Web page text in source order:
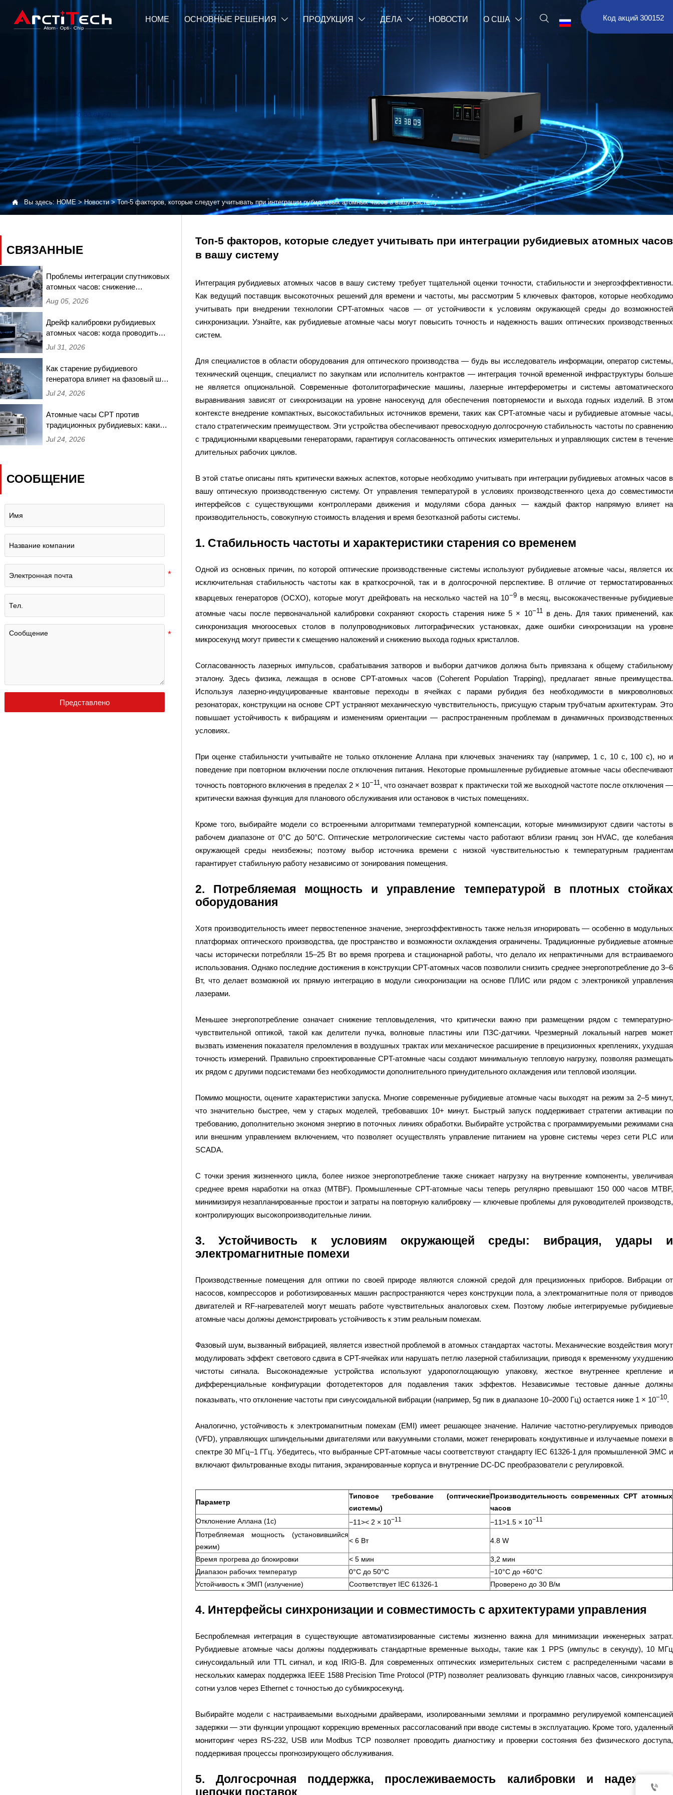
HOME ОСНОВНЫЕ РЕШЕНИЯ  ПРОДУКЦИЯ  ДЕЛА  НОВОСТИ О США   
Код акций 300152
 Вы здесь:HOME>Новости>Топ-5 факторов, которые следует учитывать при интеграции рубидиевых атомных часов в вашу систему
СВЯЗАННЫЕ
Проблемы интеграции спутниковых
атомных часов: снижение
частотных сдвигов, вызванных
радиацией, в миссиях на низкой
околоземной орбите
Aug 05, 2026
Дрейф калибровки рубидиевых
атомных часов: когда проводить
повторное тестирование и какие
сертификации
Jul 31, 2026
Как старение рубидиевого
генератора влияет на фазовый шум
при синхронизации базовых
месяцев
Jul 24, 2026
Атомные часы CPT против
традиционных рубидиевых: какие
обеспечивают лучшую
Jul 24, 2026
СООБЩЕНИЕ
Представлено
Топ-5 факторов, которые следует учитывать при интеграции рубидиевых атомных часов
в вашу систему
Интеграция рубидиевых атомных часов в вашу систему требует тщательной оценки точности, стабильности и энергоэффективности.
Как ведущий поставщик высокоточных решений для времени и частоты, мы рассмотрим 5 ключевых факторов, которые необходимо
учитывать при внедрении технологии CPT-атомных часов — от устойчивости к условиям окружающей среды до возможностей
синхронизации. Узнайте, как рубидиевые атомные часы могут повысить точность и надежность ваших оптических производственных
систем.
Для специалистов в области оборудования для оптического производства — будь вы исследователь информации, оператор системы,
технический оценщик, специалист по закупкам или исполнитель контрактов — интеграция точной временной инфраструктуры больше
не является опциональной. Современные фотолитографические машины, лазерные интерферометры и системы автоматического
выравнивания зависят от синхронизации на уровне наносекунд для обеспечения повторяемости и выхода годных изделий. В этом
контексте внедрение компактных, высокостабильных источников времени, таких как CPT-атомные часы и рубидиевые атомные часы,
стало стратегическим преимуществом. Эти устройства обеспечивают превосходную долгосрочную стабильность частоты по сравнению
с традиционными кварцевыми генераторами, гарантируя согласованность оптических измерительных и управляющих систем в течение
длительных рабочих циклов.
В этой статье описаны пять критически важных аспектов, которые необходимо учитывать при интеграции рубидиевых атомных часов в
вашу оптическую производственную систему. От управления температурой в условиях производственного цеха до совместимости
интерфейсов с существующими контроллерами движения и модулями сбора данных — каждый фактор напрямую влияет на
производительность, совокупную стоимость владения и время безотказной работы системы.
1. Стабильность частоты и характеристики старения со временем
Одной из основных причин, по которой оптические производственные системы используют рубидиевые атомные часы, является их
исключительная стабильность частоты как в краткосрочной, так и в долгосрочной перспективе. В отличие от термостатированных
кварцевых генераторов (OCXO), которые могут дрейфовать на несколько частей на 10−9в месяц, высококачественные рубидиевые
атомные часы после первоначальной калибровки сохраняют скорость старения ниже 5 × 10−11в день. Для таких применений, как
синхронизация многоосевых столов в полупроводниковых литографических установках, даже ошибки синхронизации на уровне
микросекунд могут привести к смещению наложений и снижению выхода годных кристаллов.
Согласованность лазерных импульсов, срабатывания затворов и выборки датчиков должна быть привязана к общему стабильному
эталону. Здесь физика, лежащая в основе CPT-атомных часов (Coherent Population Trapping), предлагает явные преимущества.
Используя лазерно-индуцированные квантовые переходы в ячейках с парами рубидия без необходимости в микроволновых
резонаторах, конструкции на основе CPT устраняют механическую чувствительность, присущую старым трубчатым архитектурам. Это
повышает устойчивость к вибрациям и изменениям ориентации — распространенным проблемам в динамичных производственных
условиях.
При оценке стабильности учитывайте не только отклонение Аллана при ключевых значениях тау (например, 1 с, 10 с, 100 с), но и
поведение при повторном включении после отключения питания. Некоторые промышленные рубидиевые атомные часы обеспечивают
точность повторного включения в пределах 2 × 10−11, что означает возврат к практически той же выходной частоте после отключения —
критически важная функция для планового обслуживания или остановок в чистых помещениях.
Кроме того, выбирайте модели со встроенными алгоритмами температурной компенсации, которые минимизируют сдвиги частоты в
рабочем диапазоне от 0°C до 50°C. Оптические метрологические системы часто работают вблизи границ зон HVAC, где колебания
окружающей среды неизбежны; поэтому выбор источника времени с низкой чувствительностью к температурным градиентам
гарантирует стабильную работу независимо от зонирования помещения.
2. Потребляемая мощность и управление температурой в плотных стойках
оборудования
Хотя производительность имеет первостепенное значение, энергоэффективность также нельзя игнорировать — особенно в модульных
платформах оптического производства, где пространство и возможности охлаждения ограничены. Традиционные рубидиевые атомные
часы исторически потребляли 15–25 Вт во время прогрева и стационарной работы, что делало их непрактичными для встраиваемого
использования. Однако последние достижения в конструкции CPT-атомных часов позволили снизить среднее энергопотребление до 3–6
Вт, что делает возможной их прямую интеграцию в модули синхронизации на основе ПЛИС или рядом с электроникой управления
лазерами.
Меньшее энергопотребление означает снижение тепловыделения, что критически важно при размещении рядом с температурно-
чувствительной оптикой, такой как делители пучка, волновые пластины или ПЗС-датчики. Чрезмерный локальный нагрев может
вызвать изменения показателя преломления в воздушных трактах или механическое расширение в прецизионных креплениях, ухудшая
точность измерений. Правильно спроектированные CPT-атомные часы создают минимальную тепловую нагрузку, позволяя размещать
их рядом с другими подсистемами без необходимости дополнительного принудительного охлаждения или тепловой изоляции.
Помимо мощности, оцените характеристики запуска. Многие современные рубидиевые атомные часы выходят на режим за 2–5 минут,
что значительно быстрее, чем у старых моделей, требовавших 10+ минут. Быстрый запуск поддерживает стратегии активации по
требованию, дополнительно экономя энергию в поточных линиях обработки. Выбирайте устройства с программируемыми режимами сна
или внешним управлением включением, что позволяет осуществлять управление питанием на уровне системы через сети PLC или
SCADA.
С точки зрения жизненного цикла, более низкое энергопотребление также снижает нагрузку на внутренние компоненты, увеличивая
среднее время наработки на отказ (MTBF). Промышленные CPT-атомные часы теперь регулярно превышают 150 000 часов MTBF,
минимизируя незапланированные простои и затраты на повторную калибровку — ключевые проблемы для руководителей производств,
контролирующих высокопроизводительные линии.
3. Устойчивость к условиям окружающей среды: вибрация, удары и
электромагнитные помехи
Производственные помещения для оптики по своей природе являются сложной средой для прецизионных приборов. Вибрации от
насосов, компрессоров и роботизированных машин распространяются через конструкции пола, а электромагнитные поля от приводов
двигателей и RF-нагревателей могут мешать работе чувствительных аналоговых схем. Поэтому любые интегрируемые рубидиевые
атомные часы должны демонстрировать устойчивость к этим реальным помехам.
Фазовый шум, вызванный вибрацией, является известной проблемой в атомных стандартах частоты. Механические воздействия могут
модулировать эффект светового сдвига в CPT-ячейках или нарушать петлю лазерной стабилизации, приводя к временному ухудшению
чистоты сигнала. Высоконадежные устройства используют ударопоглощающую упаковку, жесткое внутреннее крепление и
дифференциальные конфигурации фотодетекторов для подавления таких эффектов. Независимые тестовые данные должны
показывать, что отклонение частоты при синусоидальной вибрации (например, 5g пик в диапазоне 10–2000 Гц) остается ниже 1 × 10−10.
Аналогично, устойчивость к электромагнитным помехам (EMI) имеет решающее значение. Наличие частотно-регулируемых приводов
(VFD), управляющих шпиндельными двигателями или вакуумными столами, может генерировать кондуктивные и излучаемые помехи в
спектре 30 МГц–1 ГГц. Убедитесь, что выбранные CPT-атомные часы соответствуют стандарту IEC 61326-1 для промышленной ЭМС и
включают фильтрованные входы питания, экранированные корпуса и внутренние DC-DC преобразователи с регулировкой.
Параметр
Типовое требование (оптические
системы)
Производительность современных CPT атомных
часов
Отклонение Аллана (1с)
−11>< 2 × 10−11 −11>1.5 × 10−11
Потребляемая мощность (установившийся
режим)
< 6 Вт 4.8 W
Время прогрева до блокировки < 5 мин
3,2 мин
Диапазон рабочих температур
0°C до 50°C
−10°C до +60°C
Устойчивость к ЭМП (излучение)
Соответствует IEC 61326-1 Проверено до 30 В/м
4. Интерфейсы синхронизации и совместимость с архитектурами управления
Беспроблемная интеграция в существующие автоматизированные системы жизненно важна для минимизации инженерных затрат.
Рубидиевые атомные часы должны поддерживать стандартные временные выходы, такие как 1 PPS (импульс в секунду), 10 МГц
синусоидальный или TTL сигнал, и код IRIG-B. Для современных оптических измерительных систем с распределенными часами в
нескольких камерах поддержка IEEE 1588 Precision Time Protocol (PTP) позволяет реализовать функцию главных часов, синхронизируя
сотни узлов через Ethernet с точностью до субмикросекунд.
Выбирайте модели с настраиваемыми выходными драйверами, изолированными землями и программно регулируемой компенсацией
задержки — эти функции упрощают коррекцию временных рассогласований при вводе системы в эксплуатацию. Кроме того, удаленный
мониторинг через RS-232, USB или Modbus TCP позволяет проводить диагностику и проверки состояния без физического доступа,
поддерживая процессы прогнозирующего обслуживания.
5. Долгосрочная поддержка, прослеживаемость калибровки и надежность
цепочки поставок
